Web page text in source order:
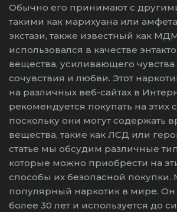
Обычно его принимают с
такими как марихуана или
экстази, также известный как
использовался в качестве
вещества, усиливающего чувства
сочувствия и любви. Этот
на различных веб-сайтах в
рекомендуется покупать на этих
поскольку они могут содержать
вещества, такие как ЛСД или
статье мы обсудим различные
которые можно приобрести на
способы их безопасной
популярный наркотик в мире. Он
более 30 лет и используется до